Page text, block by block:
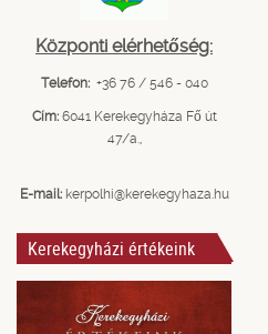
Központi elérhetőség:
Telefon: +36 76 / 546 - 040
Cím: 6041 Kerekegyháza Fő út
47/a.,
E-mail: kerpolhi@kerekegyhaza.hu
Kerekegyházi értékeink